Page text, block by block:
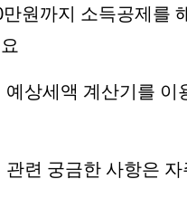
원까지 소득공제를
상세액 계산기를 이
련 궁금한 사항은